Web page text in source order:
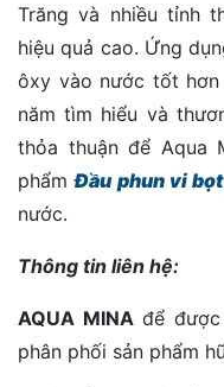
Trăng và nhiều tỉnh
hiệu quả cao. Ứng
ôxy vào nước tốt hơn
năm tìm hiểu và
thỏa thuận để Aqua
phẩmĐầu phun vi
nước.
Thông tin liên hệ:
AQUA MINA để
phân phối sản phẩm